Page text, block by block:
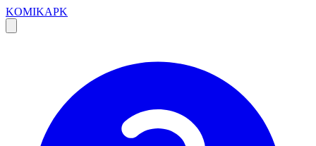
KOMIKAPK